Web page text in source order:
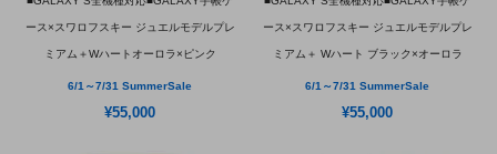
ース×スワロフスキー ジュエルモデルプレ
ミアム＋Wハートオーロラ×ピンク
6/1～7/31 SummerSale
¥55,000
ース×スワロフスキー ジュエルモデルプレ
ミアム＋ Wハート ブラック×オーロラ
6/1～7/31 SummerSale
¥55,000